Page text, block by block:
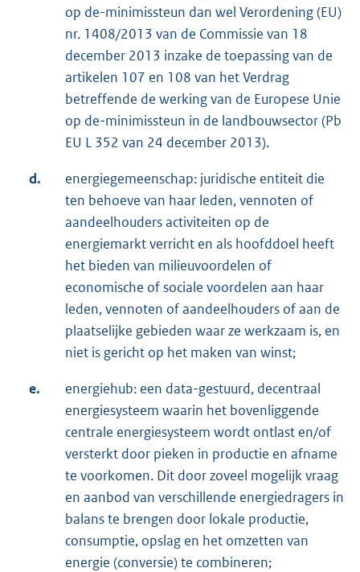
op de-minimissteun dan wel Verordening (EU)
nr. 1408/2013 van de Commissie van 18
december 2013 inzake de toepassing van de
artikelen 107 en 108 van het Verdrag
betreffende de werking van de Europese Unie
op de-minimissteun in de landbouwsector (Pb
EU L 352 van 24 december 2013).
d.
energiegemeenschap: juridische entiteit die
ten behoeve van haar leden, vennoten of
aandeelhouders activiteiten op de
energiemarkt verricht en als hoofddoel heeft
het bieden van milieuvoordelen of
economische of sociale voordelen aan haar
leden, vennoten of aandeelhouders of aan de
plaatselijke gebieden waar ze werkzaam is, en
niet is gericht op het maken van winst;
e.
energiehub: een data-gestuurd, decentraal
energiesysteem waarin het bovenliggende
centrale energiesysteem wordt ontlast en/of
versterkt door pieken in productie en afname
te voorkomen. Dit door zoveel mogelijk vraag
en aanbod van verschillende energiedragers in
balans te brengen door lokale productie,
consumptie, opslag en het omzetten van
energie (conversie) te combineren;